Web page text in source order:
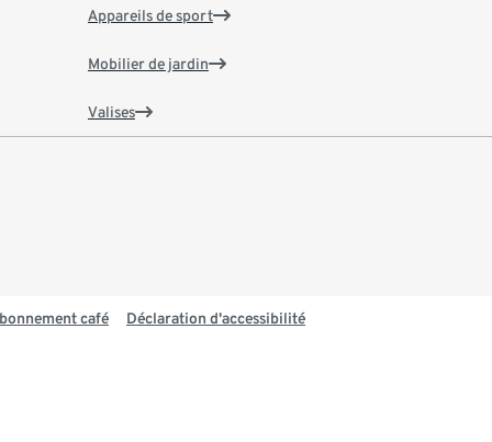
Appareils de sport
Mobilier de jardin
Valises
café Déclaration d'accessibilité